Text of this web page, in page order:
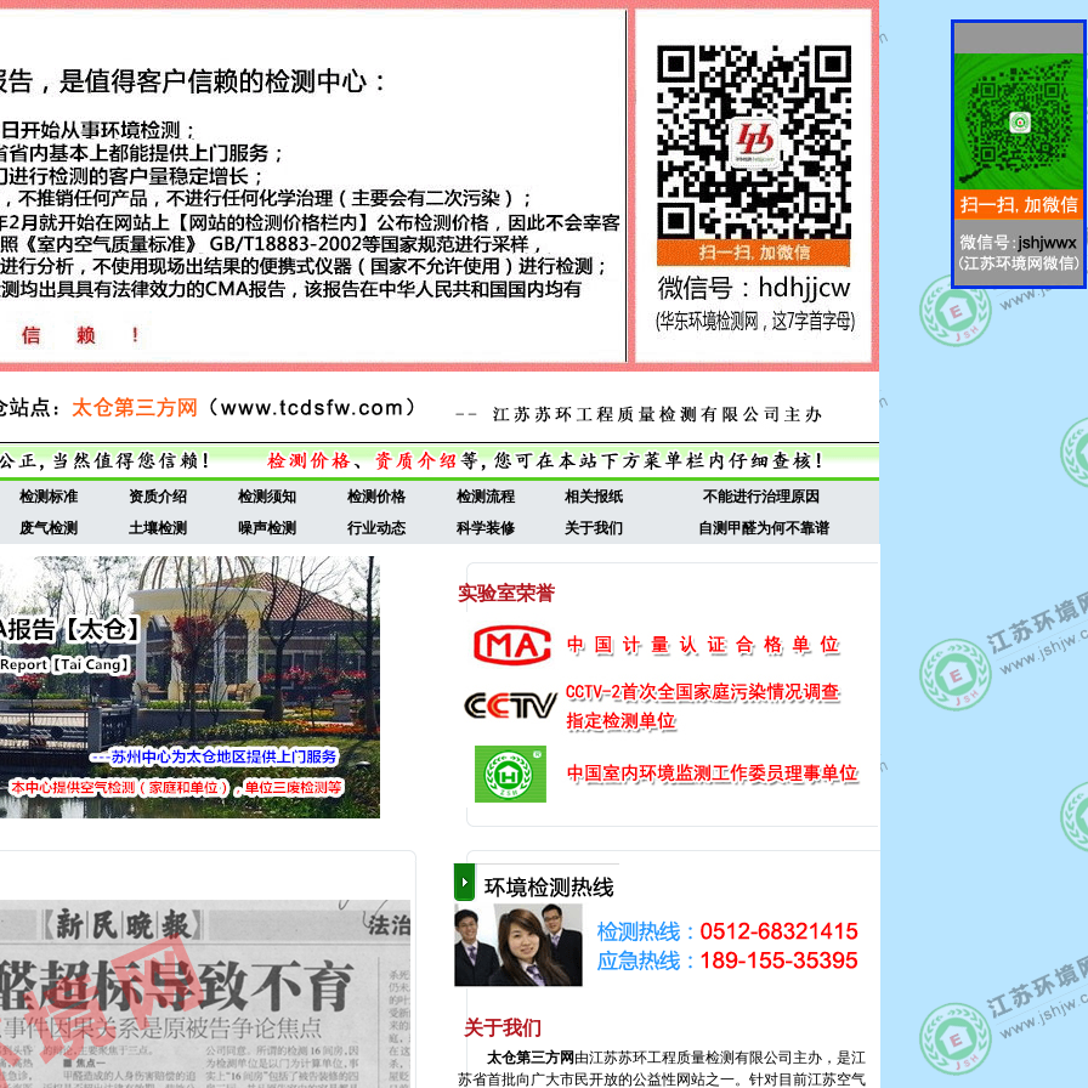
检测标准 资质介绍 检测须知 检测价格 检测流程 相关报纸
不能进行治理原因
废气检测
土壤检测 噪声检测 行业动态 科学装修 关于我们 自测甲醛为何不靠谱
实验室荣誉
关于我们
太仓第三方网 由江苏苏环工程质量检测有限公司主办，是江
苏省首批向广大市民开放的公益性网站之一。针对目前江苏空气